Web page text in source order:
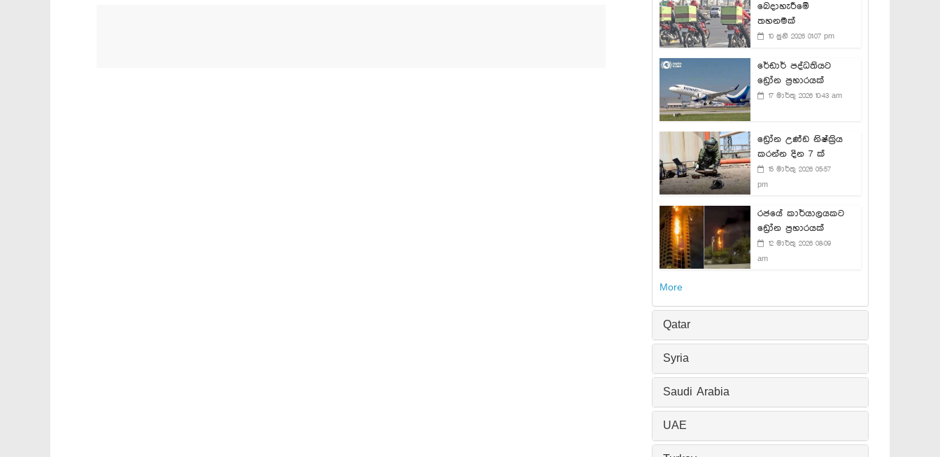
බෙදාහැරීමේ
තහනමක්
10 ජුනි 2026 01:07 pm
රේඩාර් පද්ධතියට
ඩ්‍රෝන ප්‍රහාරයක්
17 මාර්තු 2026 10:43 am
ඩ්‍රෝන උණ්ඩ නිෂ්ක්‍රිය
කරන්න දින 7 ක්
15 මාර්තු 2026 05:57
pm
රජයේ කාර්යාලයකට
ඩ්‍රෝන ප්‍රහාරයක්
12 මාර්තු 2026 08:09
am
More
Qatar
Syria
Saudi Arabia
UAE